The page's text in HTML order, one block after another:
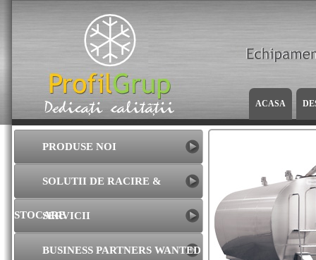
ACASA
PRODUSE NOI
SOLUTII DE RACIRE &
STOCARESERVICII
BUSINESS PARTNERS WANTED